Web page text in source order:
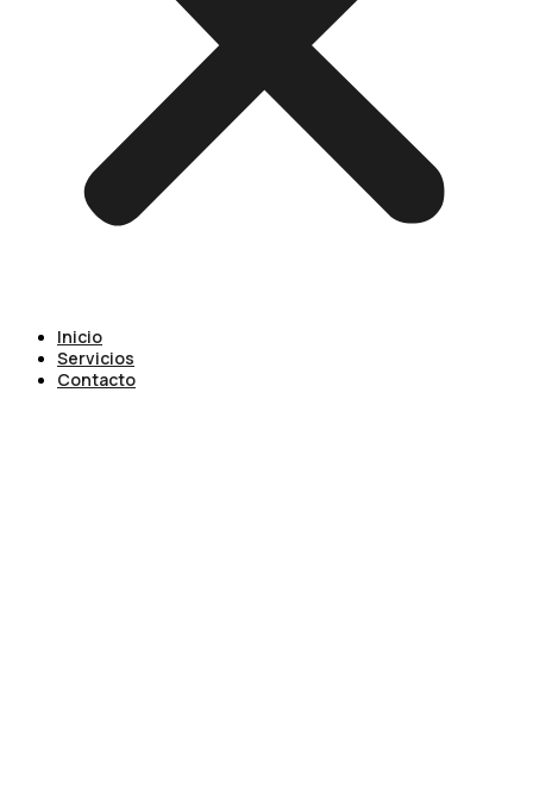
Inicio
Servicios
Contacto